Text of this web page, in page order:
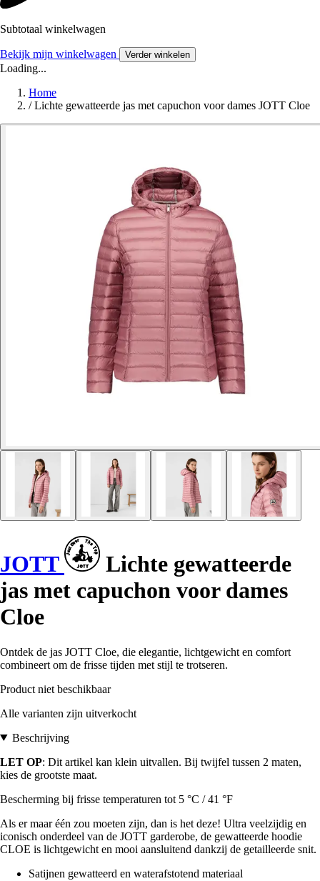
Subtotaal winkelwagen
Bekijk mijn winkelwagen Verder winkelen
Loading...
Home
/ Lichte gewatteerde jas met capuchon voor dames JOTT Cloe
JOTT
Lichte gewatteerde
jas met capuchon voor dames
Cloe
Ontdek de jas JOTT Cloe, die elegantie, lichtgewicht en comfort
combineert om de frisse tijden met stijl te trotseren.
Product niet beschikbaar
Alle varianten zijn uitverkocht
Beschrijving
LET OP: Dit artikel kan klein uitvallen. Bij twijfel tussen 2 maten,
kies de grootste maat.
Bescherming bij frisse temperaturen tot 5 °C / 41 °F
Als er maar één zou moeten zijn, dan is het deze! Ultra veelzijdig en
iconisch onderdeel van de JOTT garderobe, de gewatteerde hoodie
CLOE is lichtgewicht en mooi aansluitend dankzij de getailleerde snit.
Satijnen gewatteerd en waterafstotend materiaal